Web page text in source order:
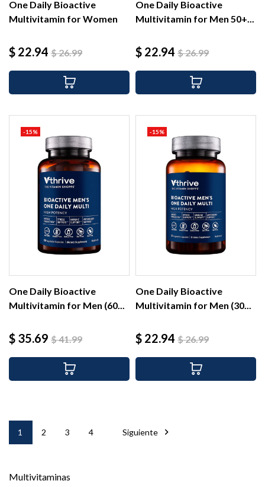
One Daily Bioactive
Multivitamin for Women
Precio
$ 22.94 Precio
$ 26.99
One Daily Bioactive
Multivitamin for Men 50+...
Precio
$ 22.94 Precio
$ 26.99
One Daily Bioactive
Multivitamin for Men (60...
Precio
$ 35.69 Precio
$ 41.99
-15%
One Daily Bioactive
Multivitamin for Men (30...
Precio
$ 22.94 Precio
$ 26.99
-15%
1 2 3 4 Siguiente 
Multivitaminas